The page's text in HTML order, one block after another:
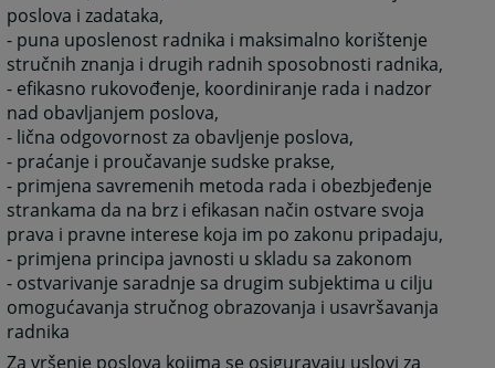
poslova i zadataka,
- puna uposlenost radnika i maksimalno korištenje
stručnih znanja i drugih radnih sposobnosti radnika,
- efikasno rukovođenje, koordiniranje rada i nadzor
nad obavljanjem poslova,
- lična odgovornost za obavljenje poslova,
- praćanje i proučavanje sudske prakse,
- primjena savremenih metoda rada i obezbjeđenje
strankama da na brz i efikasan način ostvare svoja
prava i pravne interese koja im po zakonu pripadaju,
- primjena principa javnosti u skladu sa zakonom
- ostvarivanje saradnje sa drugim subjektima u cilju
omogućavanja stručnog obrazovanja i usavršavanja
radnika
Za vršenje poslova kojima se osiguravaju uslovi za